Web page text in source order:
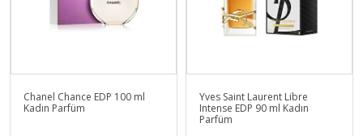
Chanel Chance EDP 100 ml
Kadın Parfüm
Yves Saint Laurent Libre
Intense EDP 90 ml Kadın
Parfüm